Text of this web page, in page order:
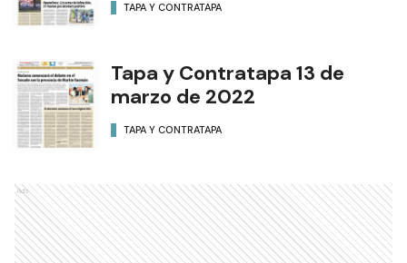
TAPA Y CONTRATAPA
Tapa y Contratapa 13 de
marzo de 2022
TAPA Y CONTRATAPA
Ads